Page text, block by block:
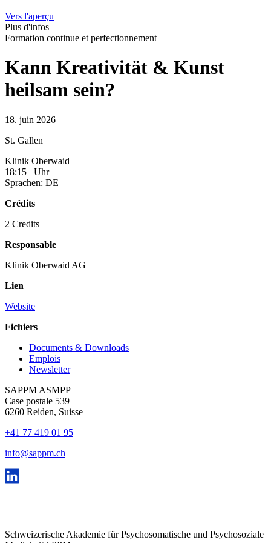
Vers l'aperçu
Plus d'infos
Formation continue et perfectionnement
Kann Kreativität & Kunst
heilsam sein?
18. juin 2026
St. Gallen
Klinik Oberwaid
18:15– Uhr
Sprachen: DE
Crédits
2 Credits
Responsable
Klinik Oberwaid AG
Lien
Website
Fichiers
Documents & Downloads
Emplois
Newsletter
SAPPM ASMPP
Case postale 539
6260 Reiden, Suisse
+41 77 419 01 95
info@sappm.ch
Schweizerische Akademie für Psychosomatische und Psychosoziale